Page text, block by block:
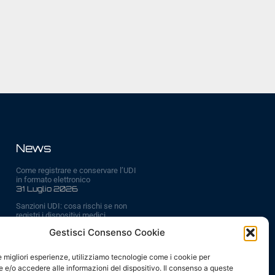
Gestisci Consenso Cookie
migliori esperienze, utilizziamo tecnologie come i cookie per
e/o accedere alle informazioni del dispositivo. Il consenso a queste
News
Come registrare e conservare l’UDI
in formato elettronico
31 Luglio 2026
Sanzioni UDI: cosa rischi se non
registri i dispositivi medici
29 Giugno 2026